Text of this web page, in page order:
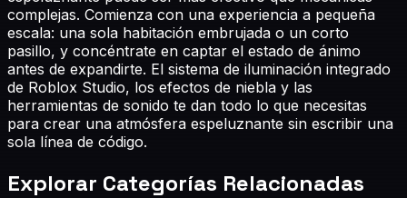
complejas. Comienza con una experiencia a pequeña
escala: una sola habitación embrujada o un corto
pasillo, y concéntrate en captar el estado de ánimo
antes de expandirte. El sistema de iluminación integrado
de Roblox Studio, los efectos de niebla y las
herramientas de sonido te dan todo lo que necesitas
para crear una atmósfera espeluznante sin escribir una
sola línea de código.
Explorar Categorías Relacionadas